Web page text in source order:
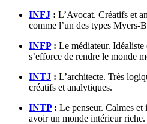
INFJ : L’Avocat. Créatifs et
comme l’un des types Myers-
INFP: Le médiateur. Idéaliste
s’efforce de rendre le monde
INTJ : L’architecte. Très
créatifs et analytiques.
INTP: Le penseur. Calmes
avoir un monde intérieur riche.